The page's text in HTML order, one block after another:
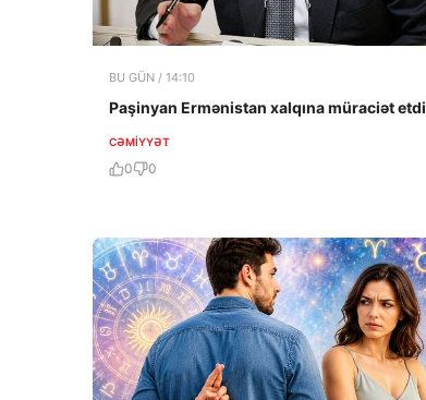
BU GÜN / 14:10
Paşinyan Ermənistan xalqına müraciət etdi
CƏMIYYƏT
0 0